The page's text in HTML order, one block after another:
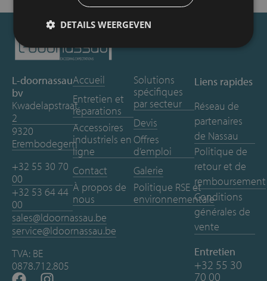
L-doornassau
bv
Kwadelapstraat
2
9320
Erembodegem
+32 55 30 70
00
+32 53 64 44
00
sales@ldoornassau.be
service@ldoornassau.be
TVA: BE
0878.712.805
Accueil
Entretien et
réparations
Accessoires
industriels en
ligne
Contact
À propos de
nous
Solutions
spécifiques
par secteur
Devis
Offres
d’emploi
Galerie
Politique RSE et
environnementale
Liens rapides
Réseau de
partenaires
de Nassau
Politique de
retour et de
remboursement
Conditions
générales de
vente
Entretien
+32 55 30
70 00
DETAILS WEERGEVEN